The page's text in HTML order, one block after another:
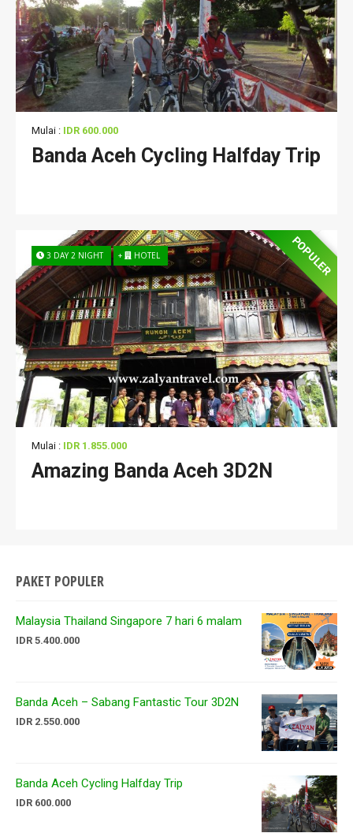
Mulai : IDR 600.000
Banda Aceh Cycling Halfday Trip
POPULER
Mulai : IDR 1.855.000
Amazing Banda Aceh 3D2N
3 DAY 2 NIGHT + HOTEL
PAKET POPULER
Malaysia Thailand Singapore 7 hari 6 malam
IDR 5.400.000
Banda Aceh – Sabang Fantastic Tour 3D2N
IDR 2.550.000
Banda Aceh Cycling Halfday Trip
IDR 600.000